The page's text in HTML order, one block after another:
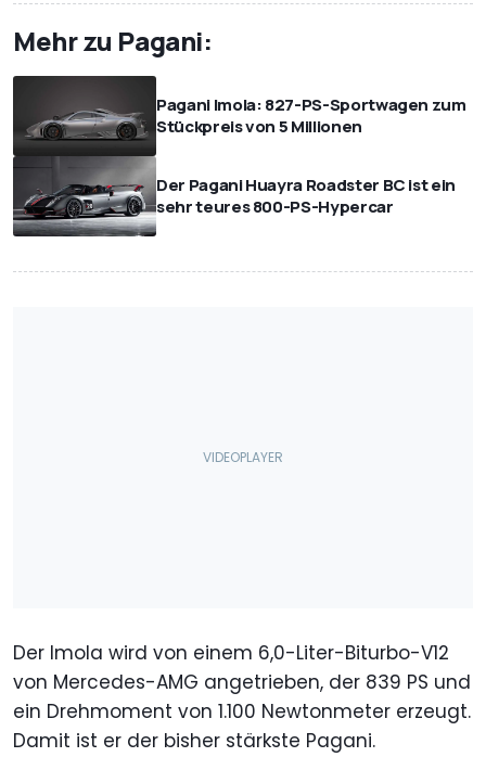
Mehr zu Pagani:
Pagani Imola: 827-PS-Sportwagen zum
Stückpreis von 5 Millionen
Der Pagani Huayra Roadster BC ist ein
sehr teures 800-PS-Hypercar
Der Imola wird von einem 6,0-Liter-Biturbo-V12
von Mercedes-AMG angetrieben, der 839 PS und
ein Drehmoment von 1.100 Newtonmeter erzeugt.
Damit ist er der bisher stärkste Pagani.